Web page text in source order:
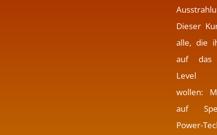
Dieser
alle, die
auf das
Level
wollen:
auf
Power-